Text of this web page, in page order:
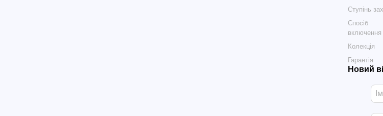
Ступінь
Спосіб
включення
Колекція
Гарантія
Новий